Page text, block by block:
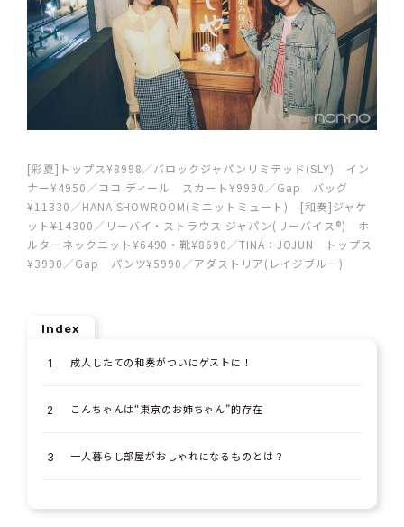
[彩夏]トップス¥8998／バロックジャパンリミテッド(SLY) イン
ナー¥4950／ココ ディール スカート¥9990／Gap バッグ
¥11330／HANA SHOWROOM(ミニットミュート) [和奏]ジャケ
ット¥14300／リーバイ・ストラウス ジャパン(リーバイス®) ホ
ルターネックニット¥6490・靴¥8690／TINA：JOJUN トップス
¥3990／Gap パンツ¥5990／アダストリア(レイジブルー)
Index
成人したての和奏がついにゲストに！
こんちゃんは“東京のお姉ちゃん”的存在
一人暮らし部屋がおしゃれになるものとは？